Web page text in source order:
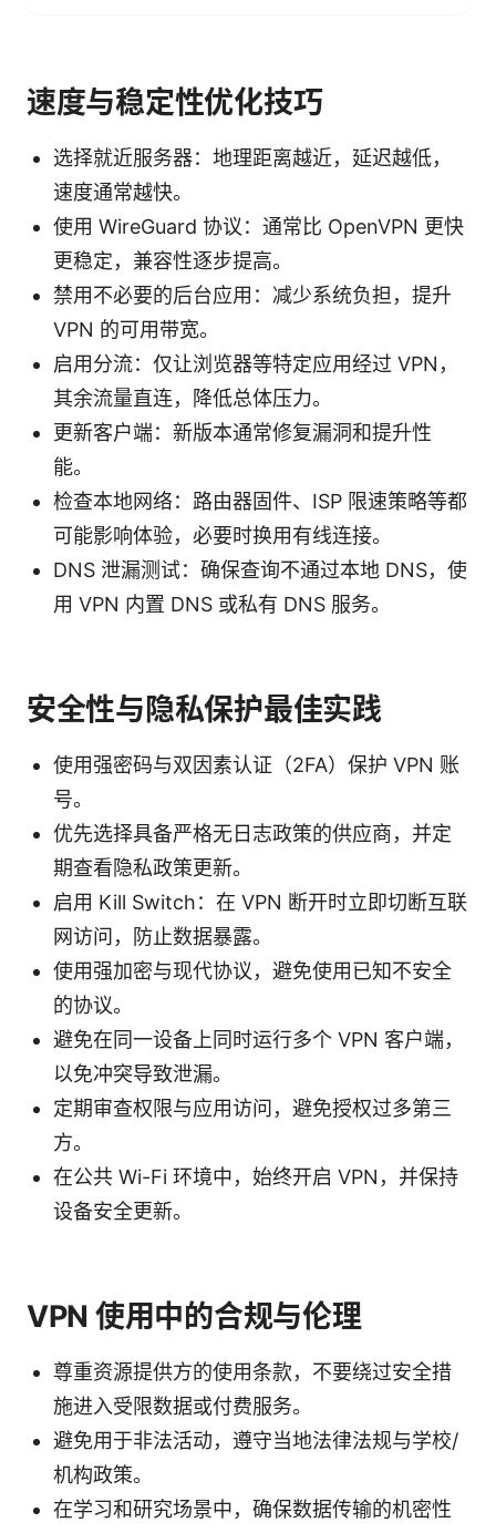
速度与稳定性优化技巧
选择就近服务器：地理距离越近，延迟越低，
速度通常越快。
使用 WireGuard 协议：通常比 OpenVPN 更快
更稳定，兼容性逐步提高。
禁用不必要的后台应用：减少系统负担，提升
VPN 的可用带宽。
启用分流：仅让浏览器等特定应用经过 VPN，
其余流量直连，降低总体压力。
更新客户端：新版本通常修复漏洞和提升性
能。
检查本地网络：路由器固件、ISP 限速策略等都
可能影响体验，必要时换用有线连接。
DNS 泄漏测试：确保查询不通过本地 DNS，使
用 VPN 内置 DNS 或私有 DNS 服务。
安全性与隐私保护最佳实践
使用强密码与双因素认证（2FA）保护 VPN 账
号。
优先选择具备严格无日志政策的供应商，并定
期查看隐私政策更新。
启用 Kill Switch：在 VPN 断开时立即切断互联
网访问，防止数据暴露。
使用强加密与现代协议，避免使用已知不安全
的协议。
避免在同一设备上同时运行多个 VPN 客户端，
以免冲突导致泄漏。
定期审查权限与应用访问，避免授权过多第三
方。
在公共 Wi-Fi 环境中，始终开启 VPN，并保持
设备安全更新。
VPN 使用中的合规与伦理
尊重资源提供方的使用条款，不要绕过安全措
施进入受限数据或付费服务。
避免用于非法活动，遵守当地法律法规与学校/
机构政策。
在学习和研究场景中，确保数据传输的机密性